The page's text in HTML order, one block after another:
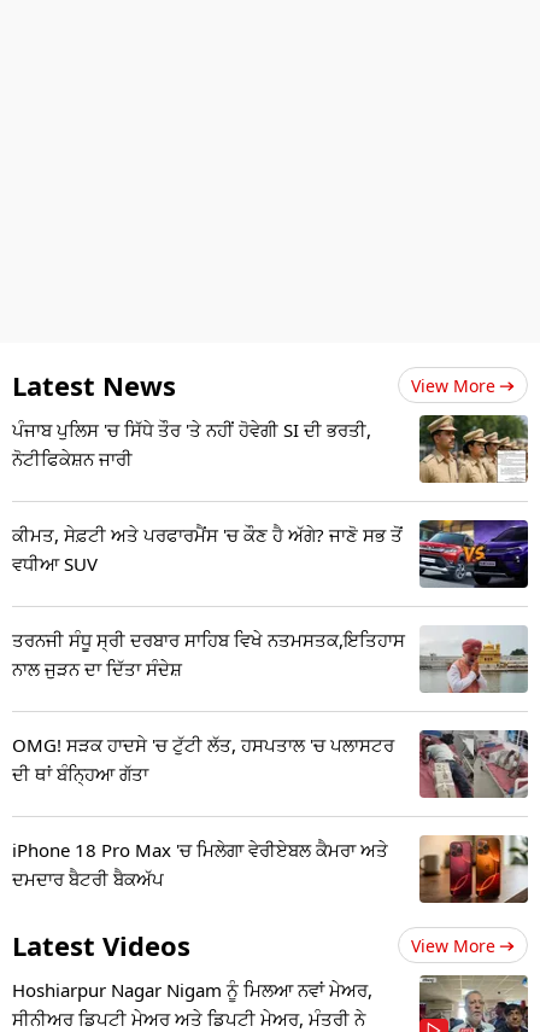
Latest News View More
ਪੰਜਾਬ ਪੁਲਿਸ 'ਚ ਸਿੱਧੇ ਤੌਰ 'ਤੇ ਨਹੀਂ ਹੋਵੇਗੀ SI ਦੀ ਭਰਤੀ,
ਨੋਟੀਫਿਕੇਸ਼ਨ ਜਾਰੀ
ਕੀਮਤ, ਸੇਫ਼ਟੀ ਅਤੇ ਪਰਫਾਰਮੈਂਸ 'ਚ ਕੌਣ ਹੈ ਅੱਗੇ? ਜਾਣੋ ਸਭ ਤੋਂ
ਵਧੀਆ SUV
ਤਰਨਜੀ ਸੰਧੂ ਸ੍ਰੀ ਦਰਬਾਰ ਸਾਹਿਬ ਵਿਖੇ ਨਤਮਸਤਕ,ਇਤਿਹਾਸ
ਨਾਲ ਜੁੜਨ ਦਾ ਦਿੱਤਾ ਸੰਦੇਸ਼
OMG! ਸੜਕ ਹਾਦਸੇ 'ਚ ਟੁੱਟੀ ਲੱਤ, ਹਸਪਤਾਲ 'ਚ ਪਲਾਸਟਰ
ਦੀ ਥਾਂ ਬੰਨ੍ਹਿਆ ਗੱਤਾ
iPhone 18 Pro Max 'ਚ ਮਿਲੇਗਾ ਵੇਰੀਏਬਲ ਕੈਮਰਾ ਅਤੇ
ਦਮਦਾਰ ਬੈਟਰੀ ਬੈਕਅੱਪ
Latest Videos View More
Hoshiarpur Nagar Nigam ਨੂੰ ਮਿਲਆ ਨਵਾਂ ਮੇਅਰ,
ਸੀਨੀਅਰ ਡਿਪਟੀ ਮੇਅਰ ਅਤੇ ਡਿਪਟੀ ਮੇਅਰ, ਮੰਤਰੀ ਨੇ